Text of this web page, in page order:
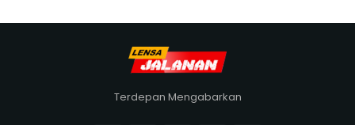
Terdepan Mengabarkan